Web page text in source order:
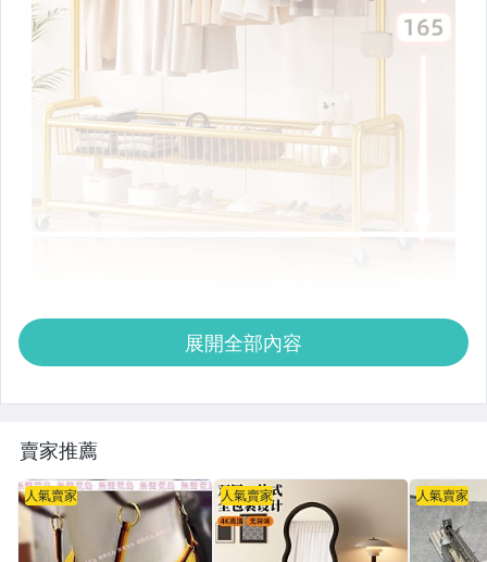
展開全部內容
賣家推薦
人氣賣家 人氣賣家 人氣賣家